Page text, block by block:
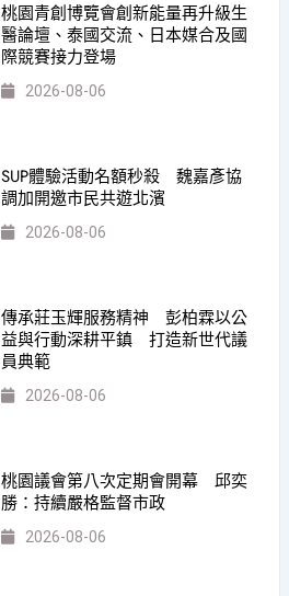
桃園青創博覽會創新能量再升級生
醫論壇、泰國交流、日本媒合及國
際競賽接力登場
2026-08-06
SUP體驗活動名額秒殺 魏嘉彥協
調加開邀市民共遊北濱
2026-08-06
傳承莊玉輝服務精神 彭柏霖以公
益與行動深耕平鎮 打造新世代議
員典範
2026-08-06
桃園議會第八次定期會開幕 邱奕
勝：持續嚴格監督市政
2026-08-06